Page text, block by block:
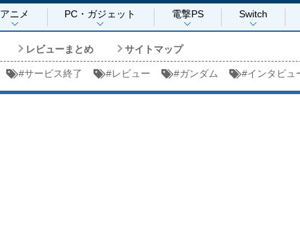
アニメ PC・ガジェット 電撃PS Switch
レビューまとめ サイトマップ
#サービス終了 #レビュー #ガンダム #インタビュ